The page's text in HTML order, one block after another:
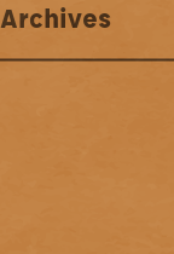
Archives